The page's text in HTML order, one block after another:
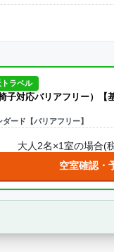
ラベル
椅子対応バリアフリー）【
ダード【バリアフリー】
大人2名×1室の場合(
空室確認・